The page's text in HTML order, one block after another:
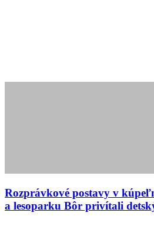
Rozprávkové postavy v
a lesoparku Bôr privítali